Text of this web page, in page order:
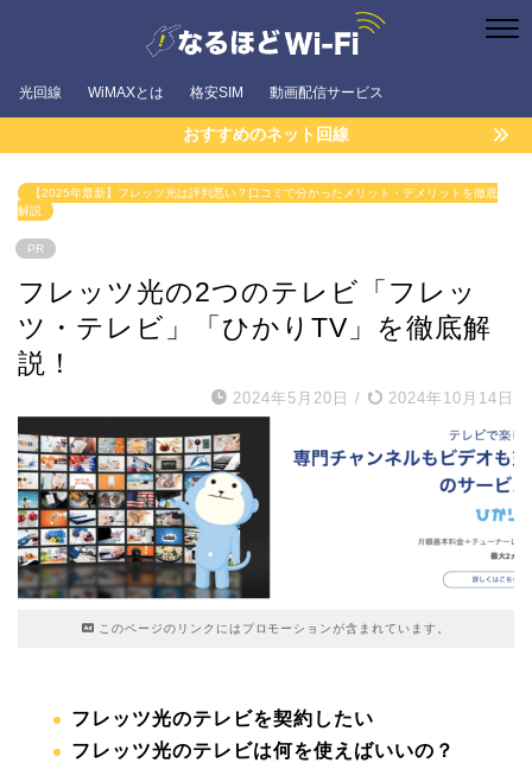
光回線 WiMAXとは 格安SIM 動画配信サービス
おすすめのネット回線
【2025年最新】フレッツ光は評判悪い？口コミで分かったメリット・デメリットを徹底
解説
PR
フレッツ光の2つのテレビ「フレッ
ツ・テレビ」「ひかりTV」を徹底解
説！
2024年5月20日 / 2024年10月14日
このページのリンクにはプロモーションが含まれています。
フレッツ光のテレビを契約したい
フレッツ光のテレビは何を使えばいいの？